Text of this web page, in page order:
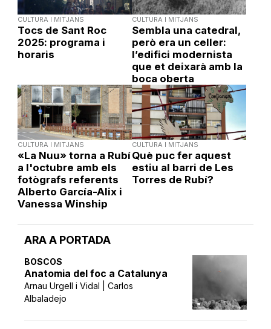
ARA A PORTADA
BOSCOS
Anatomia del foc a Catalunya
Arnau Urgell i Vidal | Carlos
Albaladejo
CULTURA I MITJANS
Tocs de Sant Roc
2025: programa i
horaris
CULTURA I MITJANS
Sembla una catedral,
però era un celler:
l’edifici modernista
que et deixarà amb la
boca oberta
CULTURA I MITJANS
«La Nuu» torna a Rubí
a l'octubre amb els
fotògrafs referents
Alberto García-Alix i
Vanessa Winship
CULTURA I MITJANS
Què puc fer aquest
estiu al barri de Les
Torres de Rubí?